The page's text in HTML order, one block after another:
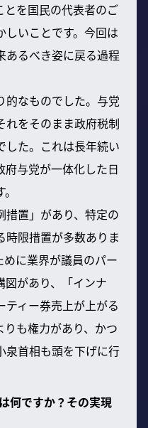
とを国民の代表者のご
しいことです。今回は
あるべき姿に戻る過程
的なものでした。与党
れをそのまま政府税制
した。これは長年続い
与党が一体化した日
措置」があり、特定の
時限措置が多数ありま
に業界が議員のパー
図があり、「インナ
ィー券売上が上がる
も権力があり、かつ
泉首相も頭を下げに行
何ですか？その実現